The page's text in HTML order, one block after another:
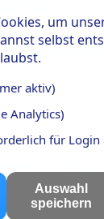
um
selbst
aktiv)
Analytics)
für Login
Auswahl
speichern